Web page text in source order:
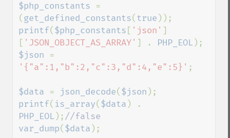
$php_constants =
( get_defined_constants( true
printf( $php_constants [ 'json' ]
[ 'JSON_OBJECT_AS_ARRAY' ] . PHP_EOL
$json
'{"a":1,"b":2,"c":3,"d":4,"e":5}' ;
$data = json_decode( $json
printf( is_array( $data
PHP_EOL );
var_dump( $data );